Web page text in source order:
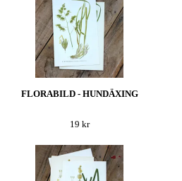
FLORABILD - HUNDÄXING
19 kr